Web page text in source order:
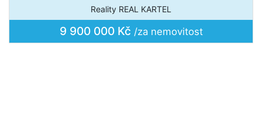
Reality REAL KARTEL
9 900 000 Kč /za nemovitost